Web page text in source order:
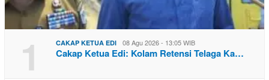
1 CAKAP KETUA EDI 08 Agu 2026 - 13:05 WIB
Cakap Ketua Edi: Kolam Retensi Telaga Ka…